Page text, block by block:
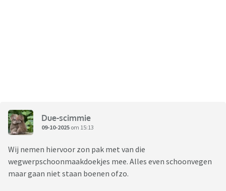
Due-scimmie
09-10-2025 om 15:13
Wij nemen hiervoor zon pak met van die
wegwerpschoonmaakdoekjes mee. Alles even schoonvegen
maar gaan niet staan boenen ofzo.